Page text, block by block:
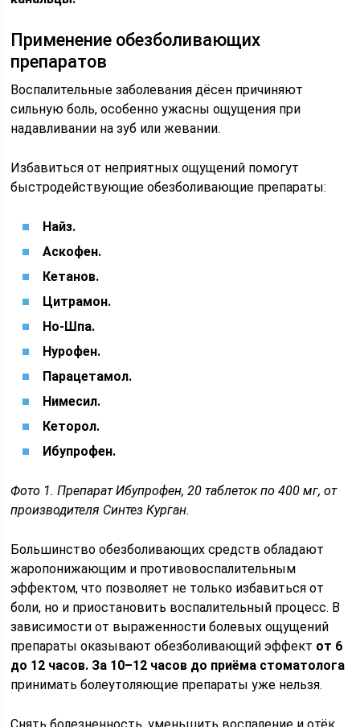
Применение обезболивающих
препаратов
Воспалительные заболевания дёсен причиняют
сильную боль, особенно ужасны ощущения при
надавливании на зуб или жевании.
Избавиться от неприятных ощущений помогут
быстродействующие обезболивающие препараты:
Найз.
Аскофен.
Кетанов.
Цитрамон.
Но-Шпа.
Нурофен.
Парацетамол.
Нимесил.
Кеторол.
Ибупрофен.
Фото 1. Препарат Ибупрофен, 20 таблеток по 400 мг, от
производителя Синтез Курган.
Большинство обезболивающих средств обладают
жаропонижающим и противовоспалительным
эффектом, что позволяет не только избавиться от
боли, но и приостановить воспалительный процесс. В
зависимости от выраженности болевых ощущений
препараты оказывают обезболивающий эффект от 6
до 12 часов. За 10–12 часов до приёма стоматолога
принимать болеутоляющие препараты уже нельзя.